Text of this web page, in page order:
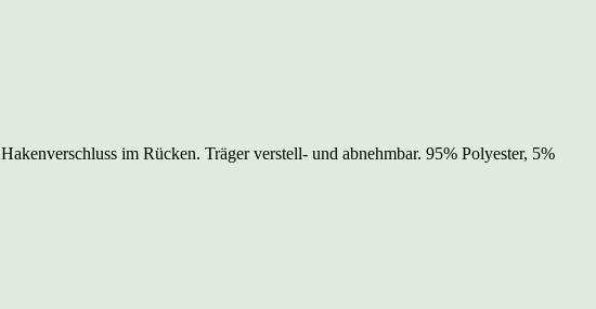
im Rücken. Träger verstell- und abnehmbar. 95% Polyester, 5%